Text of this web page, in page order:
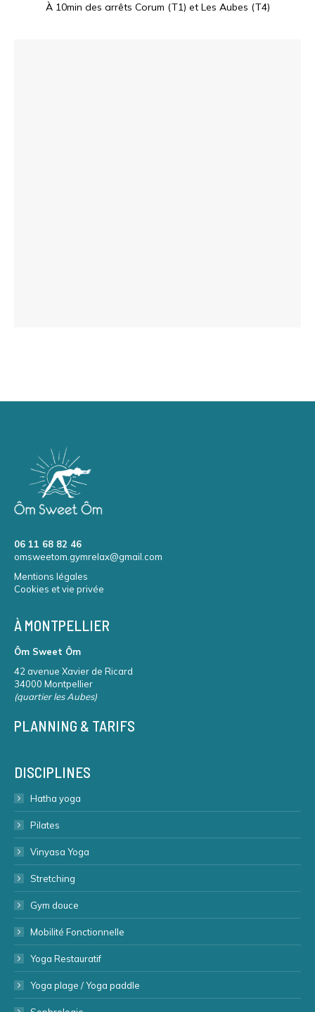
À 10min des arrêts Corum (T1) et Les Aubes (T4)
06 11 68 82 46
omsweetom.gymrelax@gmail.com
Mentions légales
Cookies et vie privée
À MONTPELLIER
Ôm Sweet Ôm
42 avenue Xavier de Ricard
34000 Montpellier
(quartier les Aubes)
PLANNING & TARIFS
DISCIPLINES
Hatha yoga
Pilates
Vinyasa Yoga
Stretching
Gym douce
Mobilité Fonctionnelle
Yoga Restauratif
Yoga plage / Yoga paddle